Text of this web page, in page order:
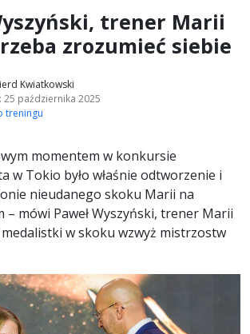
trener Marii
zrozumieć siebie
Kwiatkowski
25 października 2025
treningu
momentem w konkursie
w Tokio było właśnie odtworzenie i
nieudanego skoku Marii na
– mówi Paweł Wyszyński, trener Marii
w skoku wzwyż mistrzostw